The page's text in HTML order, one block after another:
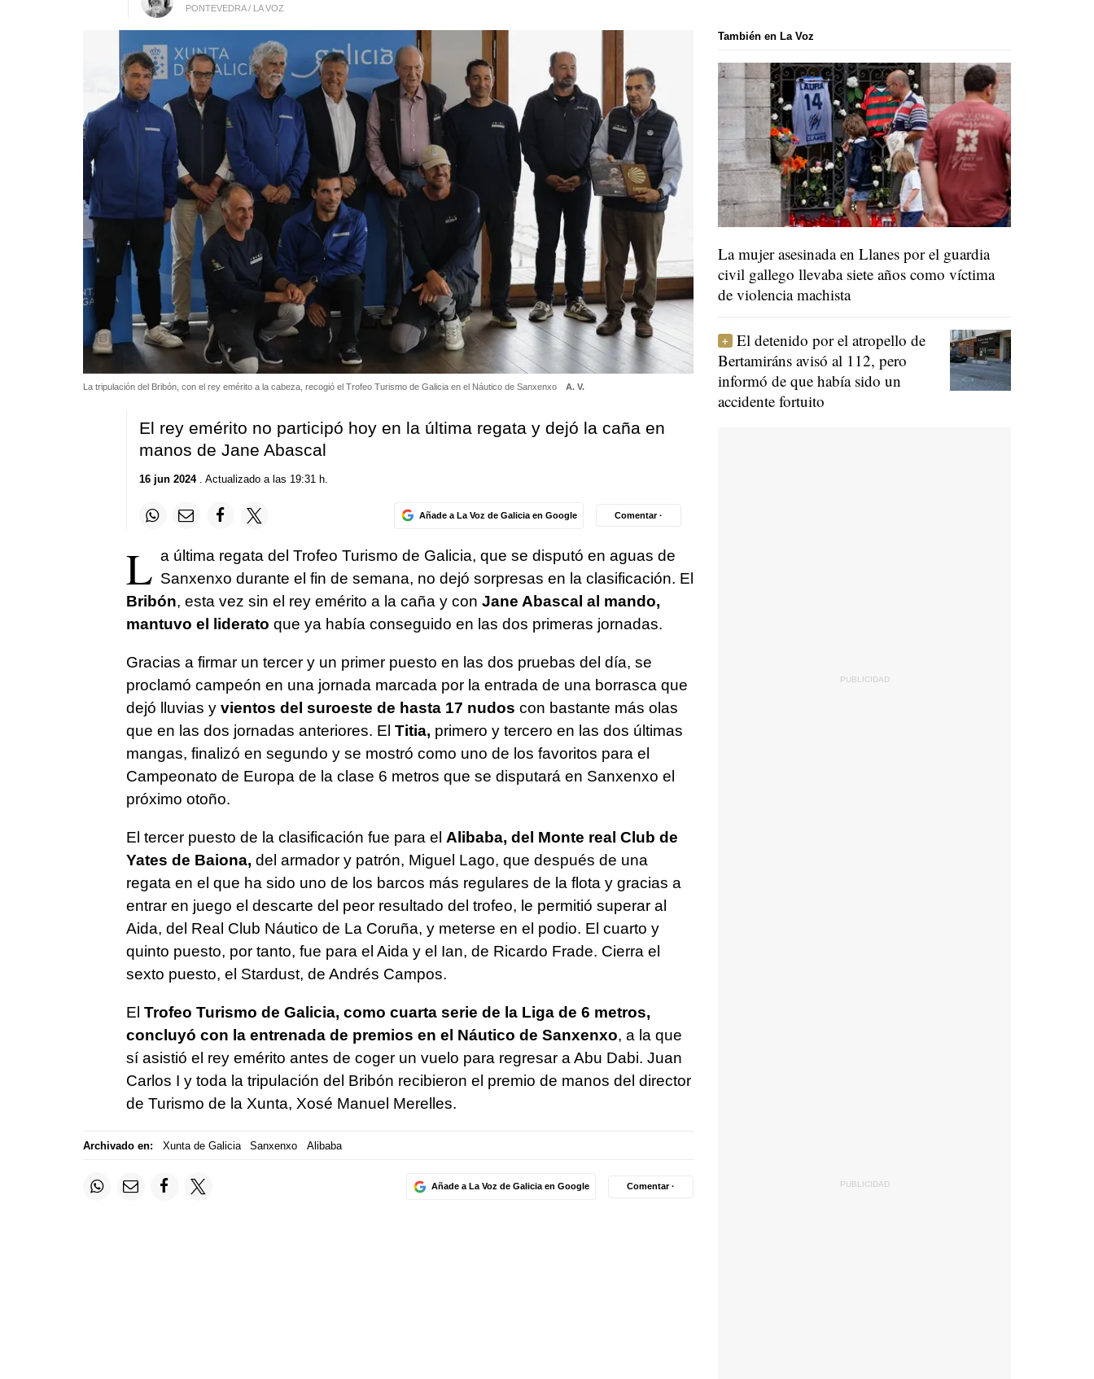
PONTEVEDRA / LA VOZ
La tripulación del Bribón, con el rey emérito a la cabeza, recogió el Trofeo Turismo de Galicia en el Náutico de Sanxenxo A. V.
El rey emérito no participó hoy en la última regata y dejó la caña en
manos de Jane Abascal
16 jun 2024. Actualizado a las 19:31 h.
Añade a La Voz de Galicia en Google Comentar ·
L a última regata del Trofeo Turismo de Galicia, que se disputó en aguas de
Sanxenxo durante el fin de semana, no dejó sorpresas en la clasificación. El
Bribón, esta vez sin el rey emérito a la caña y con Jane Abascal al mando,
mantuvo el liderato que ya había conseguido en las dos primeras jornadas.
Gracias a firmar un tercer y un primer puesto en las dos pruebas del día, se
proclamó campeón en una jornada marcada por la entrada de una borrasca que
dejó lluvias yvientos del suroeste de hasta 17 nudos con bastante más olas
que en las dos jornadas anteriores. El Titia, primero y tercero en las dos últimas
mangas, finalizó en segundo y se mostró como uno de los favoritos para el
Campeonato de Europa de la clase 6 metros que se disputará en Sanxenxo el
próximo otoño.
El tercer puesto de la clasificación fue para el Alibaba, del Monte real Club de
Yates de Baiona, del armador y patrón, Miguel Lago, que después de una
regata en el que ha sido uno de los barcos más regulares de la flota y gracias a
entrar en juego el descarte del peor resultado del trofeo, le permitió superar al
Aida, del Real Club Náutico de La Coruña, y meterse en el podio. El cuarto y
quinto puesto, por tanto, fue para el Aida y el Ian, de Ricardo Frade. Cierra el
sexto puesto, el Stardust, de Andrés Campos.
El Trofeo Turismo de Galicia, como cuarta serie de la Liga de 6 metros,
concluyó con la entrenada de premios en el Náutico de Sanxenxo, a la que
sí asistió el rey emérito antes de coger un vuelo para regresar a Abu Dabi. Juan
Carlos I y toda la tripulación del Bribón recibieron el premio de manos del director
de Turismo de la Xunta, Xosé Manuel Merelles.
Archivado en: Xunta de Galicia Sanxenxo Alibaba
Añade a La Voz de Galicia en Google Comentar ·
También en La Voz
La mujer asesinada en Llanes por el guardia
civil gallego llevaba siete años como víctima
de violencia machista
El detenido por el atropello de
Bertamiráns avisó al 112, pero
informó de que había sido un
accidente fortuito